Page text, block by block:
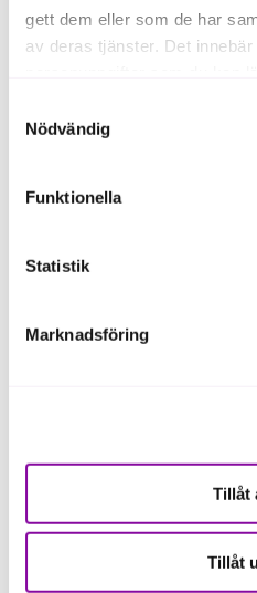
gett dem eller som de har
av deras tjänster. Det
Om du klickar på avvisa
eller delning av information
förutom för kakor som är
ska fungera se mer under
Nödvändig
Funktionella
Statistik
Marknadsföring
Tillåt
Tillåt
kan bidra till ökad
📅 1 september 2026
Digitalt via Teams
Seminariet är en